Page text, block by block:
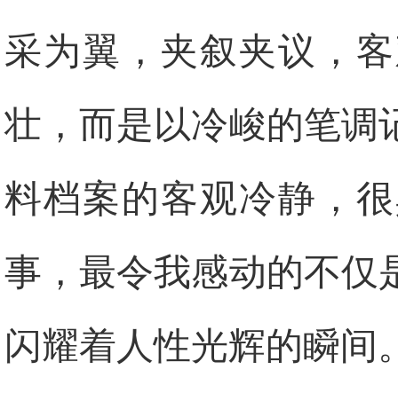
采为翼，夹叙夹议，
壮，而是以冷峻的笔调
料档案的客观冷静，
事，最令我感动的不仅
闪耀着人性光辉的瞬间